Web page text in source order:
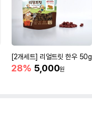
[2개세트] 리얼트릿 한우 50g
28% 5,000원